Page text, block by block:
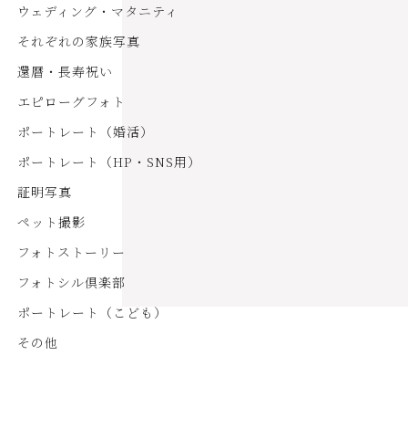
ウェディング・マタニティ
それぞれの家族写真
還暦・長寿祝い
エピローグフォト
ポートレート（婚活）
ポートレート（HP・SNS用）
証明写真
ペット撮影
フォトストーリー
フォトシル倶楽部
ポートレート（こども）
その他